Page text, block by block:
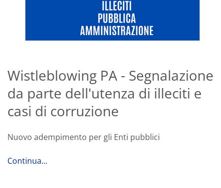
Wistleblowing PA - Segnalazione
da parte dell'utenza di illeciti e
casi di corruzione
Nuovo adempimento per gli Enti pubblici
Continua...